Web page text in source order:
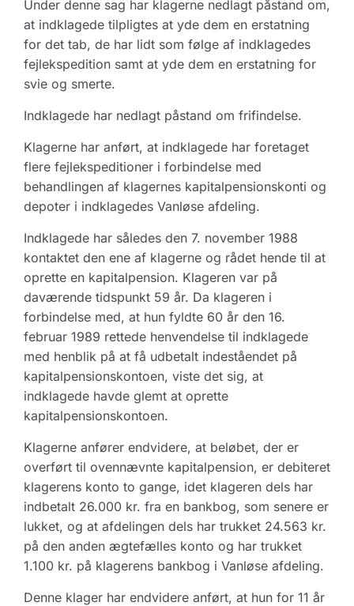
Under denne sag har klagerne nedlagt påstand om,
at indklagede tilpligtes at yde dem en erstatning
for det tab, de har lidt som følge af indklagedes
fejlekspedition samt at yde dem en erstatning for
svie og smerte.
Indklagede har nedlagt påstand om frifindelse.
Klagerne har anført, at indklagede har foretaget
flere fejlekspeditioner i forbindelse med
behandlingen af klagernes kapitalpensionskonti og
depoter i indklagedes Vanløse afdeling.
Indklagede har således den 7. november 1988
kontaktet den ene af klagerne og rådet hende til at
oprette en kapitalpension. Klageren var på
daværende tidspunkt 59 år. Da klageren i
forbindelse med, at hun fyldte 60 år den 16.
februar 1989 rettede henvendelse til indklagede
med henblik på at få udbetalt indeståendet på
kapitalpensionskontoen, viste det sig, at
indklagede havde glemt at oprette
kapitalpensionskontoen.
Klagerne anfører endvidere, at beløbet, der er
overført til ovennævnte kapitalpension, er debiteret
klagerens konto to gange, idet klageren dels har
indbetalt 26.000 kr. fra en bankbog, som senere er
lukket, og at afdelingen dels har trukket 24.563 kr.
på den anden ægtefælles konto og har trukket
1.100 kr. på klagerens bankbog i Vanløse afdeling.
Denne klager har endvidere anført, at hun for 11 år